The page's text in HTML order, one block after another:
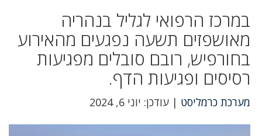
במרכז הרפואי לגליל בנהריה
מאושפזים תשעה נפגעים מהאירוע
בחורפיש, רובם סובלים מפגיעות
רסיסים ופגיעות הדף.
מערכת כרמליסט | עודכן: יוני 6, 2024